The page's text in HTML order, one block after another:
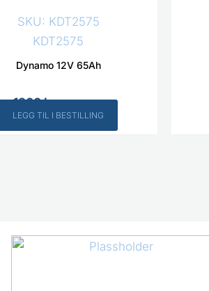
SKU: KDT2575
KDT2575
Dynamo 12V 65Ah
1800kr Inkl. MVA
LEGG TIL I BESTILLING